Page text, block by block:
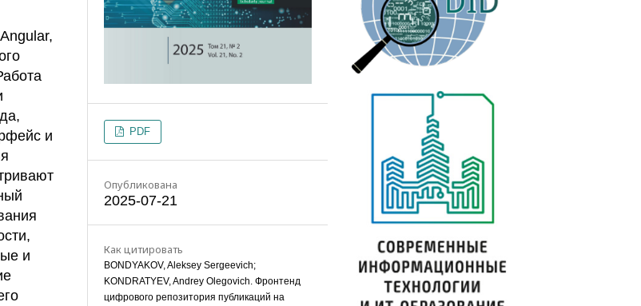
и
и
PDF
Опубликована
2025-07-21
Как цитировать
BONDYAKOV, Aleksey Sergeevich;
KONDRATYEV, Andrey Olegovich. Фронтенд
цифрового репозитория публикаций на